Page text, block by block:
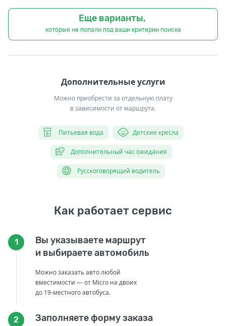
Еще варианты,
которые не попали под ваши критерии поиска
Дополнительные услуги
Можно приобрести за отдельную плату
в зависимости от маршрута.
Питьевая вода Детские кресла
Дополнительный час ожидания
Русскоговорящий водитель
Как работает сервис
1
Вы указываете маршрут
и выбираете автомобиль
Можно заказать авто любой
вместимости — от Micro на двоих
до 19-местного автобуса.
2
Заполняете форму заказа